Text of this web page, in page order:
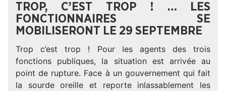
TROP, C’EST TROP ! … LES
FONCTIONNAIRES SE
MOBILISERONT LE 29 SEPTEMBRE
Trop c’est trop ! Pour les agents des trois
fonctions publiques, la situation est arrivée au
point de rupture. Face à un gouvernement qui fait
la sourde oreille et reporte inlassablement les